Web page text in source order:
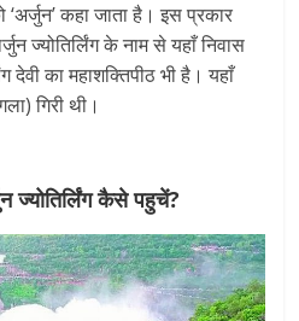
‘अर्जुन’ कहा जाता है। इस प्रकार
ज्योतिर्लिंग के नाम से यहाँ निवास
देवी का महाशक्तिपीठ भी है। यहाँ
गिरी थी।
ज्योतिर्लिंग कैसे पहुचें?